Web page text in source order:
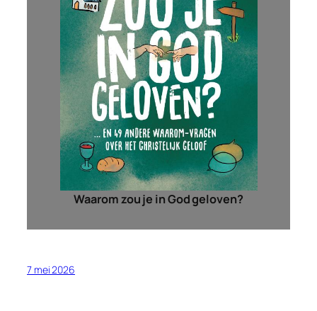
Waarom zou je in God geloven?
7 mei 2026